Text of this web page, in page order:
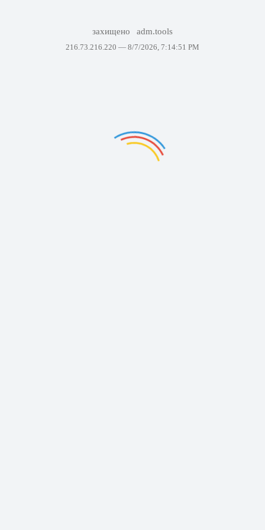
захищено adm.tools
216.73.216.220 — 8/7/2026, 7:14:51 PM